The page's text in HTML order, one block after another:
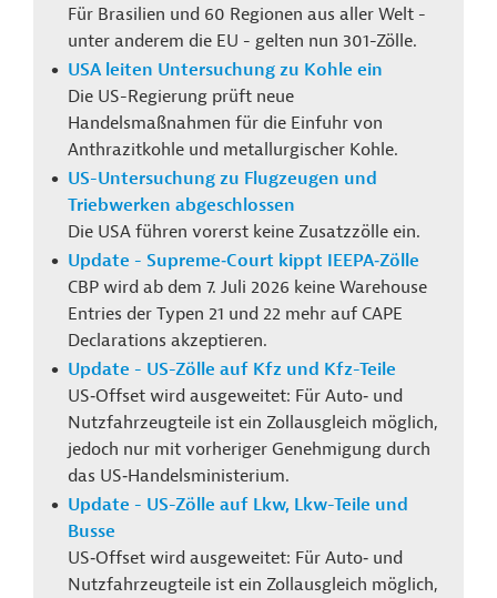
Für Brasilien und 60 Regionen aus aller Welt -
unter anderem die EU - gelten nun 301-Zölle.
USA leiten Untersuchung zu Kohle ein
Die US-Regierung prüft neue
Handelsmaßnahmen für die Einfuhr von
Anthrazitkohle und metallurgischer Kohle.
US-Untersuchung zu Flugzeugen und
Triebwerken abgeschlossen
Die USA führen vorerst keine Zusatzzölle ein.
Update - Supreme‑Court kippt IEEPA‑Zölle
CBP wird ab dem 7. Juli 2026 keine Warehouse
Entries der Typen 21 und 22 mehr auf CAPE
Declarations akzeptieren.
Update - US-Zölle auf Kfz und Kfz-Teile
US‑Offset wird ausgeweitet: Für Auto‑ und
Nutzfahrzeugteile ist ein Zollausgleich möglich,
jedoch nur mit vorheriger Genehmigung durch
das US‑Handelsministerium.
Update - US-Zölle auf Lkw, Lkw-Teile und
Busse
US‑Offset wird ausgeweitet: Für Auto‑ und
Nutzfahrzeugteile ist ein Zollausgleich möglich,